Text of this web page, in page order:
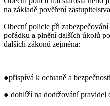
na základě pověření
Obecní policie při
pořádku a plnění dalších úkolů
dalších zákonů zejména:
●přispívá k ochraně a
● dohlíží na dodržování pravidel